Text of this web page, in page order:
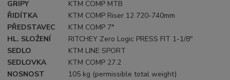
GRIPY
KTM COMP MTB
ŘIDÍTKA
KTM COMP Riser 12 720-740mm
PŘEDSTAVEC
KTM COMP 7°
HL. SLOŽENÍ
RITCHEY Zero Logic PRESS FIT 1-1/8"
SEDLO
KTM LINE SPORT
SEDLOVKA
KTM COMP 27.2
NOSNOST
105 kg (permissible total weight)